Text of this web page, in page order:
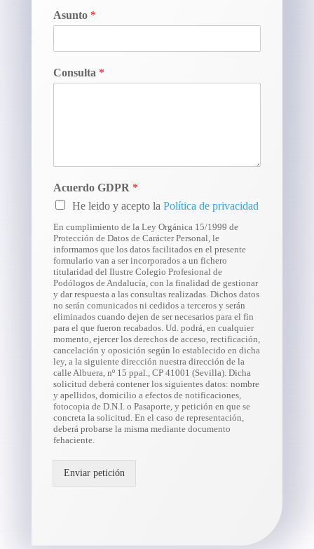
Asunto *
Consulta *
Acuerdo GDPR *
He leido y acepto la Política de privacidad
En cumplimiento de la Ley Orgánica 15/1999 de
Protección de Datos de Carácter Personal, le
informamos que los datos facilitados en el presente
formulario van a ser incorporados a un fichero
titularidad del Ilustre Colegio Profesional de
Podólogos de Andalucía, con la finalidad de gestionar
y dar respuesta a las consultas realizadas. Dichos datos
no serán comunicados ni cedidos a terceros y serán
eliminados cuando dejen de ser necesarios para el fin
para el que fueron recabados. Ud. podrá, en cualquier
momento, ejercer los derechos de acceso, rectificación,
cancelación y oposición según lo establecido en dicha
ley, a la siguiente dirección nuestra dirección de la
calle Albuera, nº 15 ppal., CP 41001 (Sevilla). Dicha
solicitud deberá contener los siguientes datos: nombre
y apellidos, domicilio a efectos de notificaciones,
fotocopia de D.N.I. o Pasaporte, y petición en que se
concreta la solicitud. En el caso de representación,
deberá probarse la misma mediante documento
fehaciente.
Enviar petición